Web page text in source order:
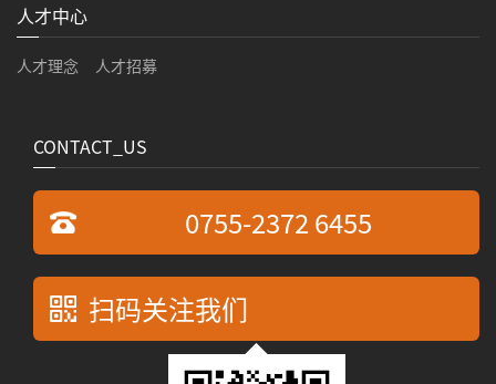
人才中心
人才理念 人才招募
CONTACT_US
0755-2372 6455
扫码关注我们